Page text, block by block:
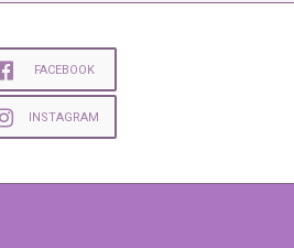
FACEBOOK
INSTAGRAM